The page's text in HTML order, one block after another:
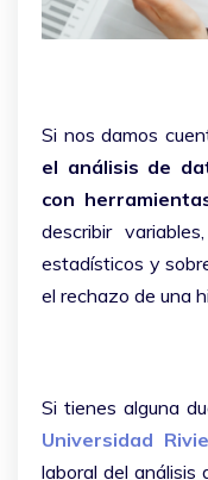
Si nos damos
el análisis de
con
describir
estadísticos y
el rechazo de una
Si tienes alguna
Universidad
laboral del análisis